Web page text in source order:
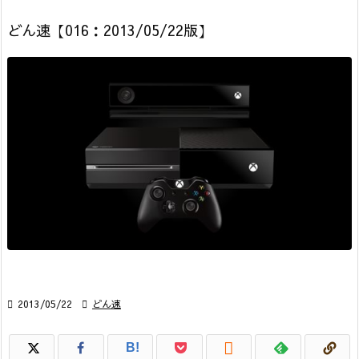
どん速【016：2013/05/22版】
 2013/05/22  どん速
B! 